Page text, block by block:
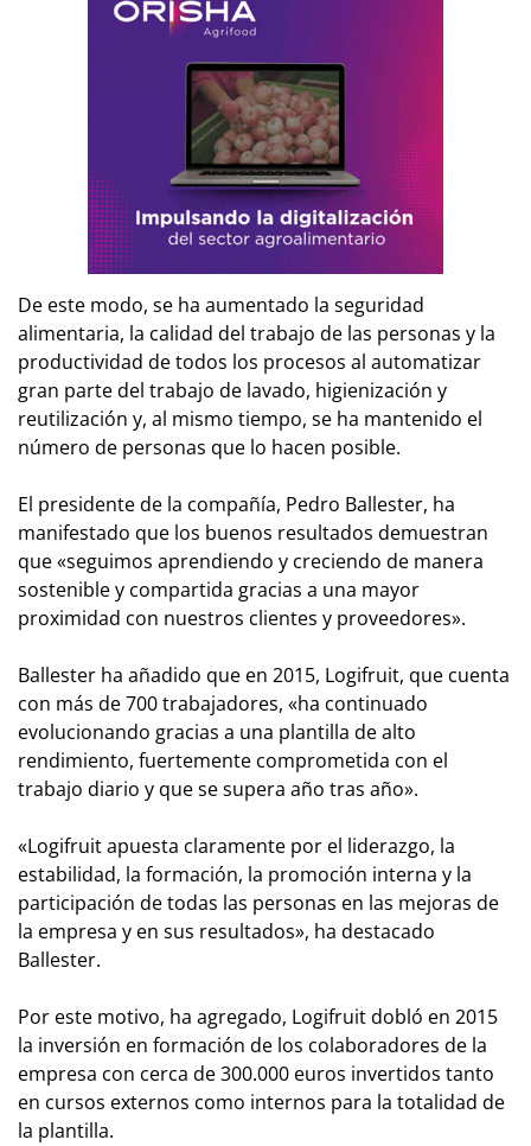
De este modo, se ha aumentado la seguridad
alimentaria, la calidad del trabajo de las personas y la
productividad de todos los procesos al automatizar
gran parte del trabajo de lavado, higienización y
reutilización y, al mismo tiempo, se ha mantenido el
número de personas que lo hacen posible.
El presidente de la compañía, Pedro Ballester, ha
manifestado que los buenos resultados demuestran
que «seguimos aprendiendo y creciendo de manera
sostenible y compartida gracias a una mayor
proximidad con nuestros clientes y proveedores».
Ballester ha añadido que en 2015, Logifruit, que cuenta
con más de 700 trabajadores, «ha continuado
evolucionando gracias a una plantilla de alto
rendimiento, fuertemente comprometida con el
trabajo diario y que se supera año tras año».
«Logifruit apuesta claramente por el liderazgo, la
estabilidad, la formación, la promoción interna y la
participación de todas las personas en las mejoras de
la empresa y en sus resultados», ha destacado
Ballester.
Por este motivo, ha agregado, Logifruit dobló en 2015
la inversión en formación de los colaboradores de la
empresa con cerca de 300.000 euros invertidos tanto
en cursos externos como internos para la totalidad de
la plantilla.